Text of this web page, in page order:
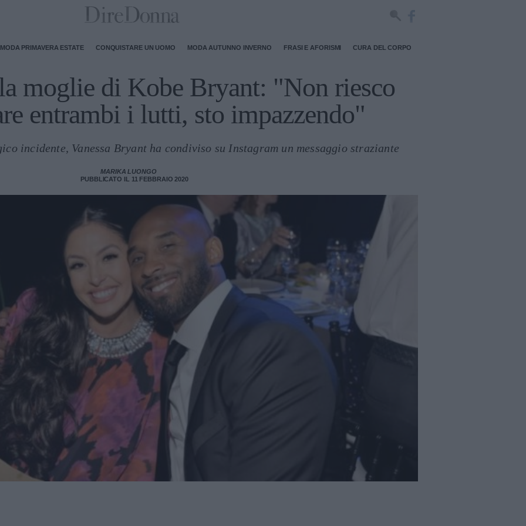
MODA PRIMAVERA ESTATE CONQUISTARE UN UOMO MODA AUTUNNO INVERNO FRASI E AFORISMI CURA DEL CORPO
moglie di Kobe Bryant: "Non riesco
entrambi i lutti, sto impazzendo"
incidente, Vanessa Bryant ha condiviso su Instagram un messaggio straziante
MARIKA LUONGO
PUBBLICATO IL 11 FEBBRAIO 2020